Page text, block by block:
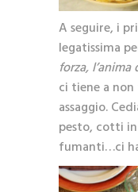
A seguire, i
legatissima
forza,
ci tiene a
assaggio.
pesto, cotti
fumanti…ci